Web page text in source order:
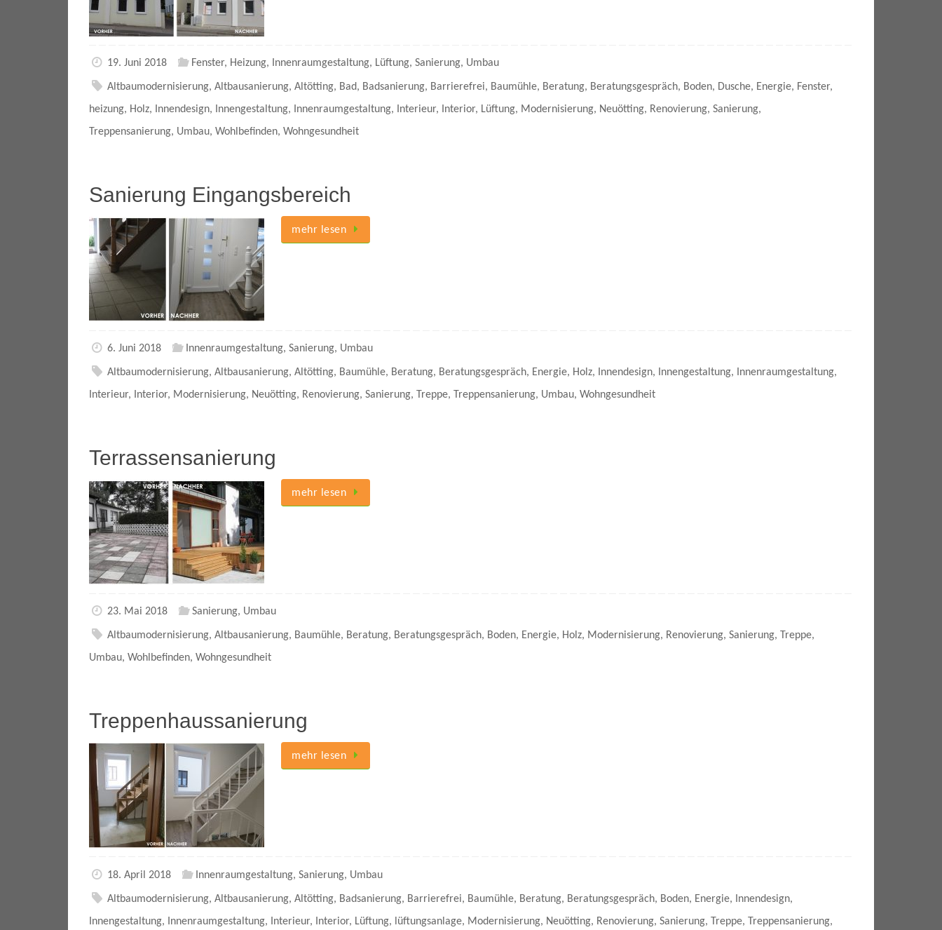
19. Juni 2018 Fenster, Heizung, Innenraumgestaltung, Lüftung, Sanierung, Umbau
Altbaumodernisierung,Altbausanierung,Altötting, Bad, Badsanierung, Barrierefrei, Baumühle, Beratung, Beratungsgespräch, Boden, Dusche, Energie, Fenster,
heizung, Holz, Innendesign, Innengestaltung, Innenraumgestaltung, Interieur, Interior, Lüftung, Modernisierung, Neuötting, Renovierung, Sanierung,
Treppensanierung, Umbau, Wohlbefinden, Wohngesundheit
Sanierung Eingangsbereich
mehr lesen
6. Juni 2018 Innenraumgestaltung, Sanierung, Umbau
Altbaumodernisierung,Altbausanierung,Altötting, Baumühle, Beratung, Beratungsgespräch, Energie, Holz, Innendesign, Innengestaltung, Innenraumgestaltung,
Interieur, Interior, Modernisierung, Neuötting, Renovierung, Sanierung, Treppe, Treppensanierung, Umbau, Wohngesundheit
Terrassensanierung
mehr lesen
23. Mai 2018 Sanierung, Umbau
Altbaumodernisierung,Altbausanierung, Baumühle, Beratung, Beratungsgespräch, Boden, Energie, Holz, Modernisierung, Renovierung,Sanierung, Treppe,
Umbau, Wohlbefinden, Wohngesundheit
Treppenhaussanierung
mehr lesen
18. April 2018 Innenraumgestaltung, Sanierung, Umbau
Altbaumodernisierung,Altbausanierung,Altötting, Badsanierung, Barrierefrei, Baumühle, Beratung, Beratungsgespräch, Boden, Energie, Innendesign,
Innengestaltung, Innenraumgestaltung, Interieur, Interior, Lüftung, lüftungsanlage, Modernisierung, Neuötting, Renovierung, Sanierung, Treppe, Treppensanierung,